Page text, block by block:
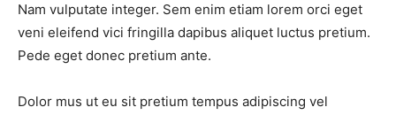
Nam vulputate integer. Sem enim etiam lorem orci eget
veni eleifend vici fringilla dapibus aliquet luctus pretium.
Pede eget donec pretium ante.
Dolor mus ut eu sit pretium tempus adipiscing vel